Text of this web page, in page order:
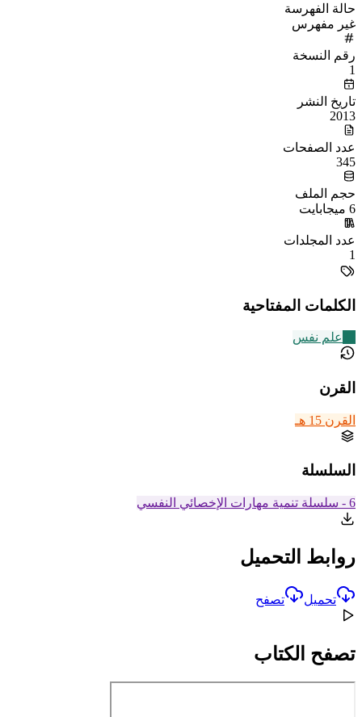
حالة الفهرسة
غير مفهرس
رقم النسخة
1
تاريخ النشر
2013
عدد الصفحات
345
حجم الملف
6 ميجابايت
عدد المجلدات
1
الكلمات المفتاحية
علم نفس
القرن
القرن 15 هـ
السلسلة
6 - سلسلة تنمية مهارات الإخصائي النفسي
روابط التحميل
تحميل تصفح
تصفح الكتاب